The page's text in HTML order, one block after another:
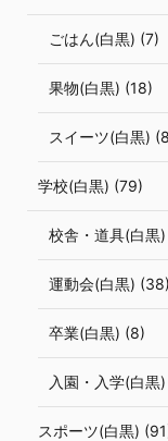
ごはん(白黒) (7)
果物(白黒) (18)
スイーツ(白黒)
学校(白黒) (79)
校舎・道具(白黒
運動会(白黒) (38)
卒業(白黒) (8)
入園・入学(白黒
スポーツ(白黒)